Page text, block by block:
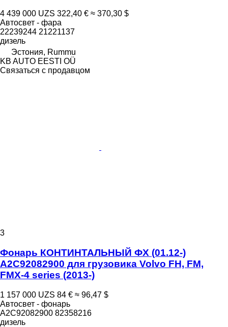
4 439 000 UZS 322,40 € ≈ 370,30 $
Автосвет - фара
22239244 21221137
дизель
Эстония, Rummu
KB AUTO EESTI OÜ
Связаться с продавцом
3
Фонарь КОНТИНТАЛЬНЫЙ ФХ (01.12-)
A2C92082900 для грузовика Volvo FH, FM,
FMX-4 series (2013-)
1 157 000 UZS 84 € ≈ 96,47 $
Автосвет - фонарь
A2C92082900 82358216
дизель